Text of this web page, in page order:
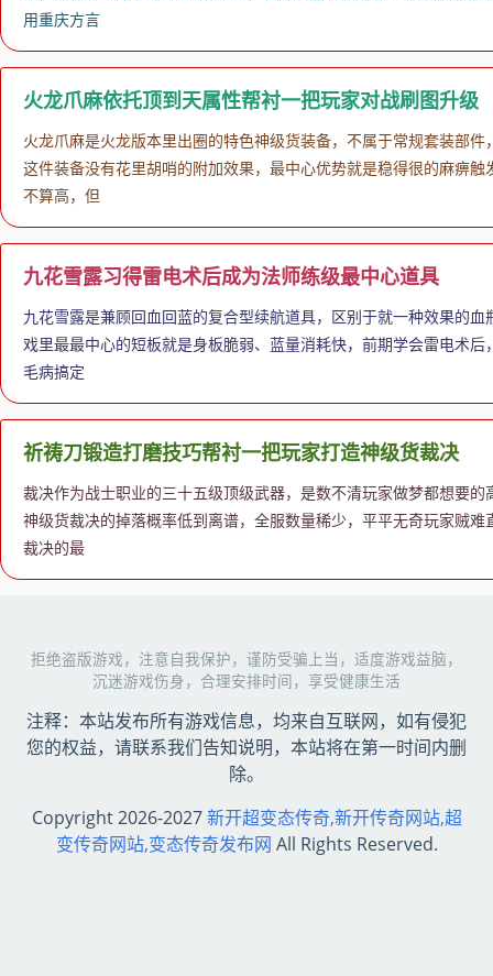
用重庆方言
火龙爪麻依托顶到天属性帮衬一把玩家对战刷图升级
火龙爪麻是火龙版本里出圈的特色神级货装备，不属于常规套装部
这件装备没有花里胡哨的附加效果，最中心优势就是稳得很的麻痹
不算高，但
九花雪露习得雷电术后成为法师练级最中心道具
九花雪露是兼顾回血回蓝的复合型续航道具，区别于就一种效果的
戏里最最中心的短板就是身板脆弱、蓝量消耗快，前期学会雷电术
毛病搞定
祈祷刀锻造打磨技巧帮衬一把玩家打造神级货裁决
裁决作为战士职业的三十五级顶级武器，是数不清玩家做梦都想要
神级货裁决的掉落概率低到离谱，全服数量稀少，平平无奇玩家贼
裁决的最
拒绝盗版游戏，注意自我保护，谨防受骗上当，适度游戏益脑，
沉迷游戏伤身，合理安排时间，享受健康生活
注释：本站发布所有游戏信息，均来自互联网，如有侵犯
您的权益，请联系我们告知说明，本站将在第一时间内删
除。
Copyright 2026-2027新开超变态传奇,新开传奇网站,超
变传奇网站,变态传奇发布网 All Rights Reserved.